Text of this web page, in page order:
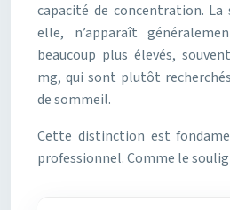
capacité de concentration. La
elle, n’apparaît
beaucoup plus élevés,
mg, qui sont plutôt
de sommeil.
Cette distinction est
professionnel. Comme le